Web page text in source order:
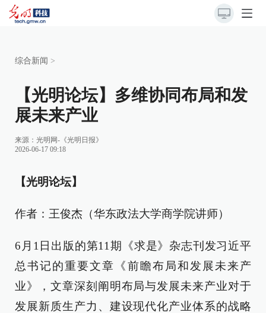
综合新闻 >
【光明论坛】多维协同布局和发
展未来产业
来源： 光明网-《光明日报》
2026-06-17 09:18
【光明论坛】
作者：王俊杰（华东政法大学商学院讲师）
6月1日出版的第11期《求是》杂志刊发习近平
总书记的重要文章《前瞻布局和发展未来产
业》，文章深刻阐明布局与发展未来产业对于
发展新质生产力、建设现代化产业体系的战略